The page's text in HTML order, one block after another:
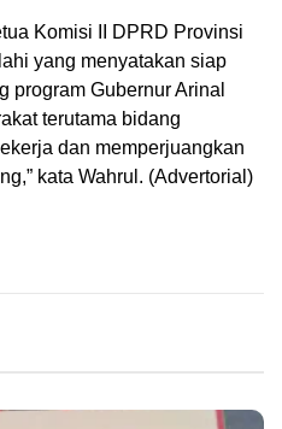
Komisi II DPRD Provinsi
yang menyatakan siap
program Gubernur Arinal
terutama bidang
dan memperjuangkan
kata Wahrul. (Advertorial)